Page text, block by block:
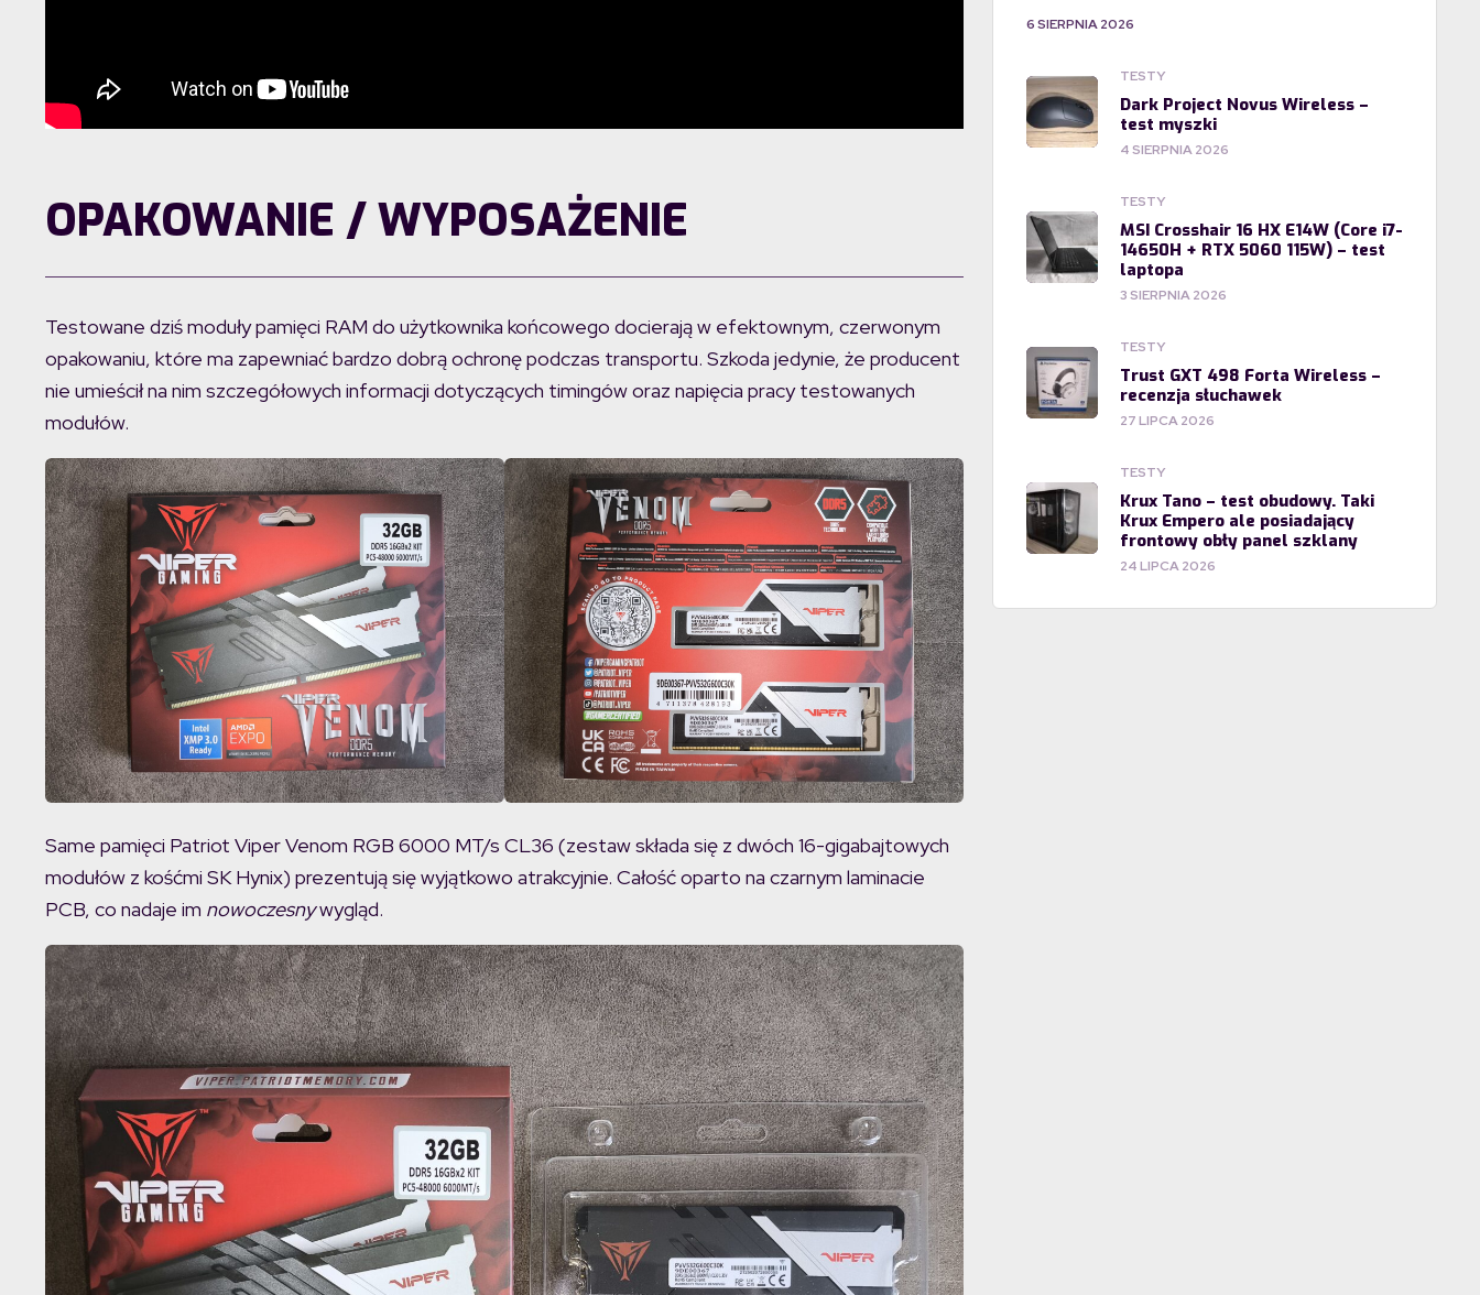
OPAKOWANIE / WYPOSAŻENIE
Testowane dziś moduły pamięci RAM do użytkownika końcowego docierają w efektownym, czerwonym
opakowaniu, które ma zapewniać bardzo dobrą ochronę podczas transportu. Szkoda jedynie, że producent
nie umieścił na nim szczegółowych informacji dotyczących timingów oraz napięcia pracy testowanych
modułów.
Same pamięci Patriot Viper Venom RGB 6000 MT/s CL36 (zestaw składa się z dwóch 16-gigabajtowych
modułów z kośćmi SK Hynix) prezentują się wyjątkowo atrakcyjnie. Całość oparto na czarnym laminacie
PCB, co nadaje im nowoczesnywygląd.
6 SIERPNIA 2026
TESTY
Dark Project Novus Wireless –
test myszki
4 SIERPNIA 2026
TESTY
MSI Crosshair 16 HX E14W (Core i7-
14650H + RTX 5060 115W) – test
laptopa
3 SIERPNIA 2026
TESTY
Trust GXT 498 Forta Wireless –
recenzja słuchawek
27 LIPCA 2026
TESTY
Krux Tano – test obudowy. Taki
Krux Empero ale posiadający
frontowy obły panel szklany
24 LIPCA 2026